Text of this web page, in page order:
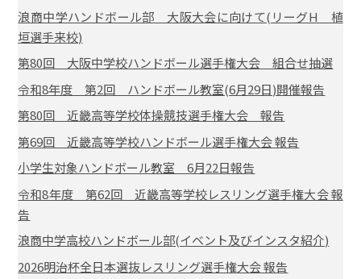
浪商中学ハンドボール部 大阪大会に向けて(リーグH 植
垣選手来校)
第80回 大阪中学校ハンドボール選手権大会 組合せ抽選
令和8年度 第2回 ハンドボール教室(6月29日)開催報告
第80回 近畿高等学校体操競技選手権大会 報告
第69回 近畿高等学校ハンドボール選手権大会 報告
小学生対象ハンドボール教室 6月22日報告
令和8年度 第62回 近畿高等学校レスリング選手権大会 報
告
浪商中学高校ハンドボール部(イベント及びインスタ紹介)
2026明治杯全日本選抜レスリング選手権大会 報告